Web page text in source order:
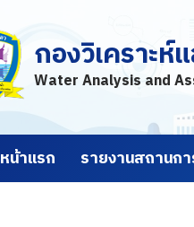
กองวิเคราะห์
Water Analysis and
หน้าแรก รายงานสถานก